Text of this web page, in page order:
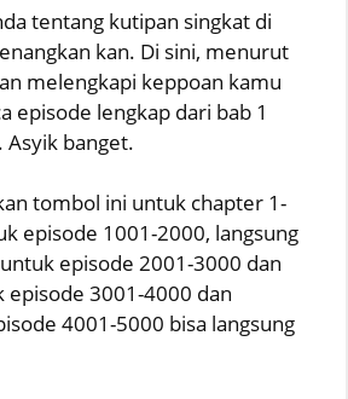
tentang kutipan singkat di
kan. Di sini, menurut
melengkapi keppoan kamu
episode lengkap dari bab 1
Asyik banget.
tombol ini untuk chapter 1-
episode 1001-2000, langsung
episode 2001-3000 dan
episode 3001-4000 dan
4001-5000 bisa langsung